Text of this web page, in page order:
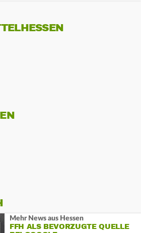
Mehr News aus Hessen
FFH ALS BEVORZUGTE QUELLE